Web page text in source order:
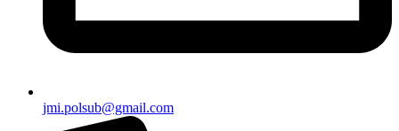
jmi.polsub@gmail.com